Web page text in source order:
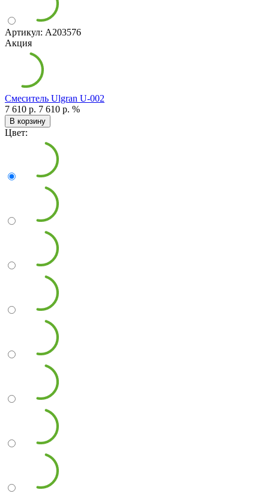
Артикул: А203576
Акция
Смеситель Ulgran U-002
7 610 р. 7 610 р. %
В корзину
Цвет: